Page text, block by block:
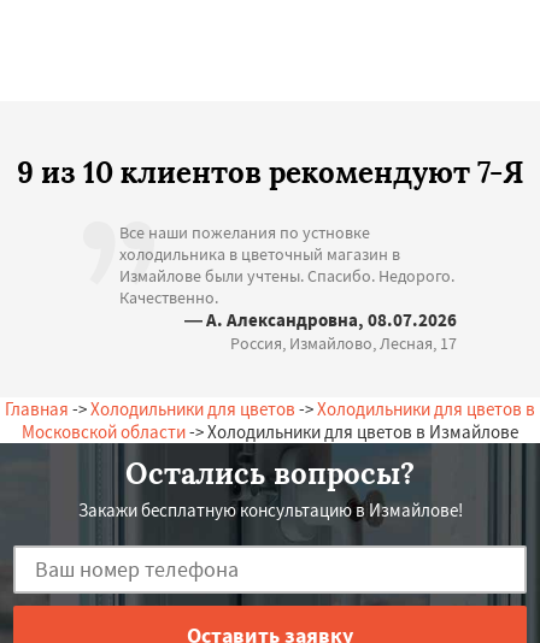
9 из 10 клиентов рекомендуют 7-Я
Все наши пожелания по устновке
холодильника в цветочный магазин в
Измайлове были учтены. Спасибо. Недорого.
Качественно.
— А. Александровна, 08.07.2026
Россия, Измайлово, Лесная, 17
Главная ->Холодильники для цветов ->Холодильники для цветов в
Московской области-> Холодильники для цветов в Измайлове
Остались вопросы?
Закажи бесплатную консультацию в Измайлове!